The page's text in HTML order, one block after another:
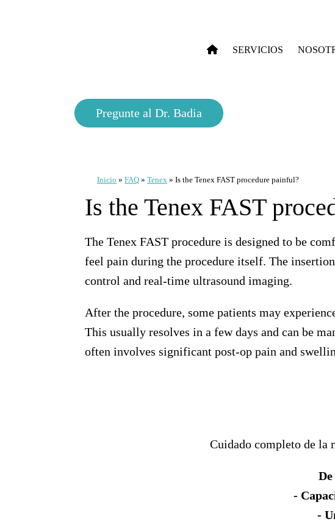
SERVICIOS
Pregunte al Dr. Badia
Inicio »FAQ »Tenex »Is the Tenex FAST procedure painful?
Is the Tenex FAST
The Tenex FAST procedure is designed to be
feel pain during the procedure itself. The
control and real-time ultrasound imaging.
After the procedure, some patients may
This usually resolves in a few days and can be
often involves significant post-op pain and
Cuidado completo de la
-
-